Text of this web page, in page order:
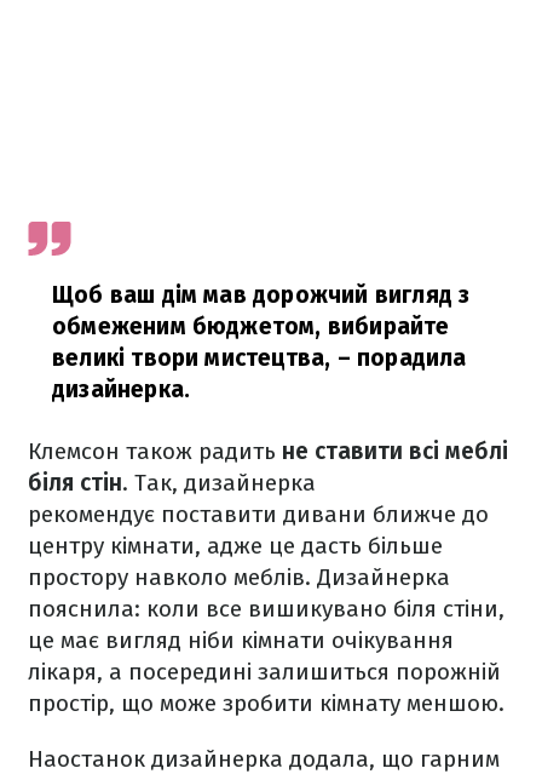
Щоб ваш дім мав дорожчий вигляд з
обмеженим бюджетом, вибирайте
великі твори мистецтва, – порадила
дизайнерка.
Клемсон також радить не ставити всі меблі
біля стін. Так, дизайнерка
рекомендує поставити дивани ближче до
центру кімнати, адже це дасть більше
простору навколо меблів. Дизайнерка
пояснила: коли все вишикувано біля стіни,
це має вигляд ніби кімнати очікування
лікаря, а посередині залишиться порожній
простір, що може зробити кімнату меншою.
Наостанок дизайнерка додала, що гарним